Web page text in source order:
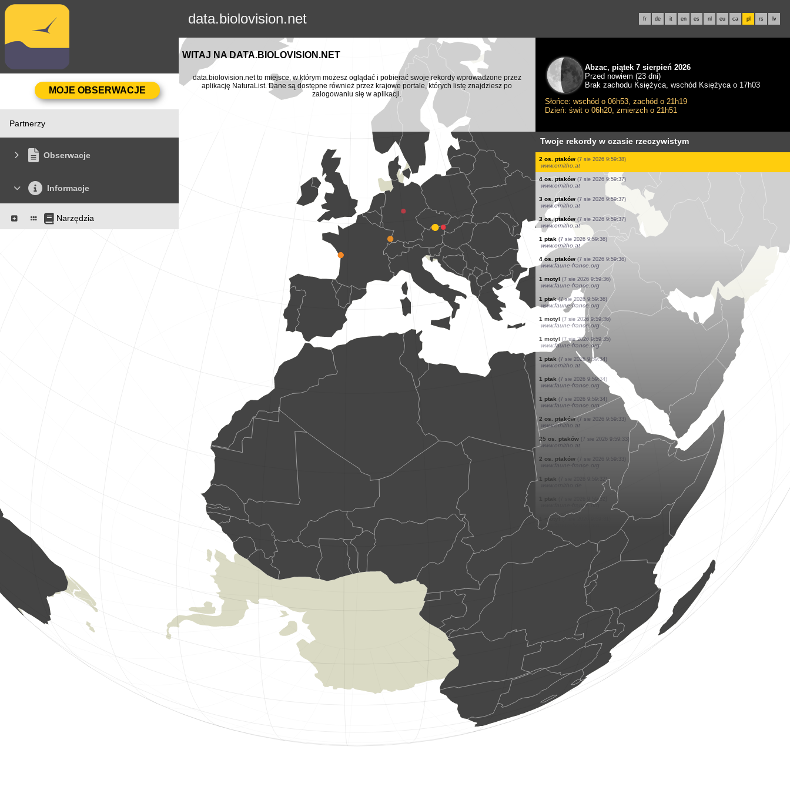
data.biolovision.net fr de it en es nl eu ca pl rs lv
Partnerzy
Obserwacje
Informacje
Narzędzia
WITAJ NA DATA.BIOLOVISION.NET
data.biolovision.net to miejsce, w którym możesz oglądać i pobierać swoje rekordy wprowadzone przez
aplikację NaturaList. Dane są dostępne również przez krajowe portale, których listę znajdziesz po
zalogowaniu się w aplikacji.
Abzac, piątek 7 sierpień 2026
Przed nowiem (23 dni)
Brak zachodu Księżyca, wschód Księżyca o 17h03
Słońce: wschód o 06h53, zachód o 21h19
Dzień: świt o 06h20, zmierzch o 21h51
Twoje rekordy w czasie rzeczywistym
2 os. ptaków (7 sie 2026 9:59:41)
www.faune-france.org
57 os. ptaków (7 sie 2026 9:59:40)
www.ornitho.at
1 ptak (7 sie 2026 9:59:40)
www.faune-france.org
29 os. ptaków (7 sie 2026 9:59:40)
www.ornitho.at
1 motyl (7 sie 2026 9:59:39)
www.faune-france.org
1 ptak (7 sie 2026 9:59:39)
www.faune-france.org
2 os. ptaków (7 sie 2026 9:59:38)
www.ornitho.at
2 os. ptaków (7 sie 2026 9:59:38)
www.ornitho.at
4 os. ptaków (7 sie 2026 9:59:37)
www.ornitho.at
3 os. ptaków (7 sie 2026 9:59:37)
www.ornitho.at
3 os. ptaków (7 sie 2026 9:59:37)
www.ornitho.at
1 ptak (7 sie 2026 9:59:36)
www.ornitho.at
4 os. ptaków (7 sie 2026 9:59:36)
www.faune-france.org
1 motyl (7 sie 2026 9:59:36)
www.faune-france.org
1 ptak (7 sie 2026 9:59:36)
www.faune-france.org
1 motyl (7 sie 2026 9:59:36)
www.faune-france.org
1 motyl (7 sie 2026 9:59:35)
(7 sie 2026 9:59:34)
1 ptak (7 sie 2026 9:59:34)
www.faune-france.org
(7 sie 2026 9:59:34)
www.faune-france.org
2 os. ptaków (7 sie 2026 9:59:33)
(7 sie 2026 9:59:33)
(7 sie 2026 9:59:33)
www.faune-france.org
(7 sie 2026 9:59:32)
www.ornitho.de
(7 sie 2026 9:59:32)
www.faune-france.org
(7 sie 2026 9:59:31)
www.faune-france.org
(7 sie 2026 9:59:30)
www.faune-france.org
1 ptak (7 sie 2026 9:59:30)
www.faune-france.org